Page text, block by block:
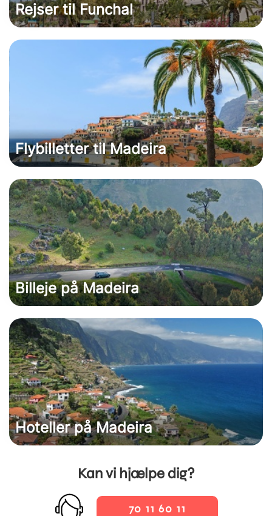
Rejser til Funchal
Flybilletter til Madeira
Billeje på Madeira
Hoteller på Madeira
Kan vi hjælpe dig?
70 11 60 11